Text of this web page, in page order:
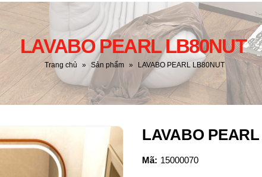
LAVABO PEARL LB80NUT
Trang chủ » Sản phẩm » LAVABO PEARL LB80NUT
LAVABO
Mã: 15000070